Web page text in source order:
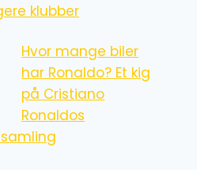
klubber
Hvor mange biler
har Ronaldo? Et kig
på Cristiano
Ronaldos